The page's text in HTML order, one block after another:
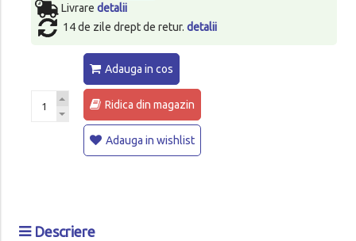
Livrare detalii
14 de zile drept de retur. detalii
Adauga in cos
Ridica din magazin
Adauga in wishlist
Descriere